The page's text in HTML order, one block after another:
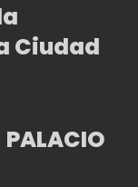
Ciudad
PALACIO